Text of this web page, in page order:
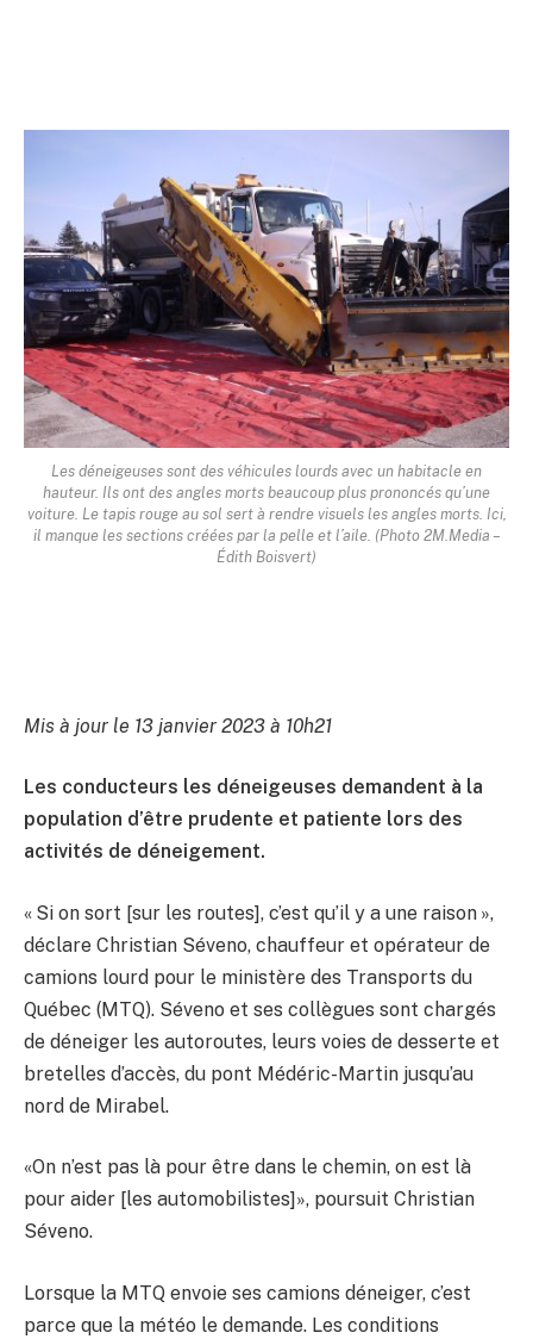
Les déneigeuses sont des véhicules lourds avec un habitacle en
hauteur. Ils ont des angles morts beaucoup plus prononcés qu’une
voiture. Le tapis rouge au sol sert à rendre visuels les angles morts. Ici,
il manque les sections créées par la pelle et l’aile. (Photo 2M.Media –
Édith Boisvert)
Mis à jour le 13 janvier 2023 à 10h21
Les conducteurs les déneigeuses demandent à la
population d’être prudente et patiente lors des
activités de déneigement.
« Si on sort [sur les routes], c’est qu’il y a une raison »,
déclare Christian Séveno, chauffeur et opérateur de
camions lourd pour le ministère des Transports du
Québec (MTQ). Séveno et ses collègues sont chargés
de déneiger les autoroutes, leurs voies de desserte et
bretelles d’accès, du pont Médéric-Martin jusqu’au
nord de Mirabel.
«On n’est pas là pour être dans le chemin, on est là
pour aider [les automobilistes]», poursuit Christian
Séveno.
Lorsque la MTQ envoie ses camions déneiger, c’est
parce que la météo le demande. Les conditions